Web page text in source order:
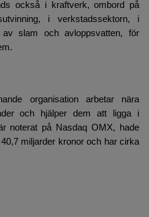
också i kraftverk, ombord på
i verkstadssektorn, i
av slam och avloppsvatten, för
organisation arbetar nära
och hjälper dem att ligga i
noterat på Nasdaq OMX, hade
miljarder kronor och har cirka